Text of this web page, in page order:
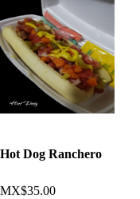
Hot Dog Ranchero
MX$35.00